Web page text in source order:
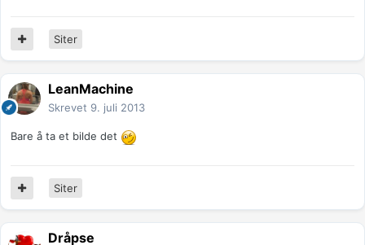
Siter
LeanMachine
Skrevet 9. juli 2013
Bare å ta et bilde det
Siter
Dråpse